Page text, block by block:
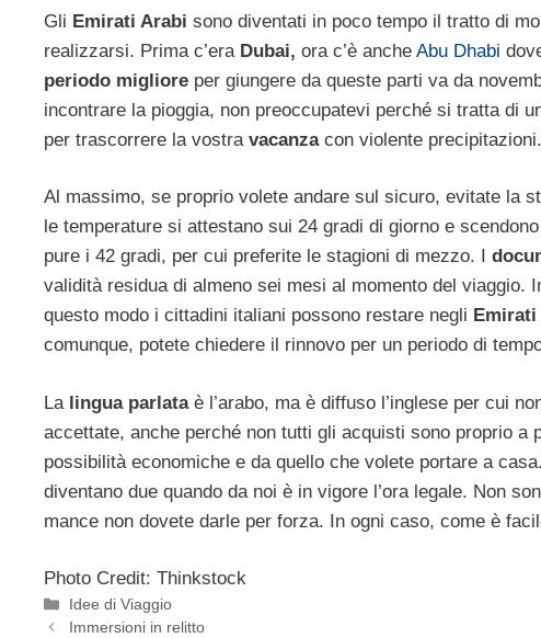
Gli Emirati Arabi sono diventati in poco tempo il tratto di
realizzarsi. Prima c’era Dubai, ora c’è anche Abu Dhabi
periodo migliore per giungere da queste parti va da
incontrare la pioggia, non preoccupatevi perché si tratta di
per trascorrere la vostra vacanzacon violente precipitazioni.
Al massimo, se proprio volete andare sul sicuro, evitate la
le temperature si attestano sui 24 gradi di giorno e
pure i 42 gradi, per cui preferite le stagioni di mezzo. I
validità residua di almeno sei mesi al momento del
questo modo i cittadini italiani possono restare negli Emirati
comunque, potete chiedere il rinnovo per un periodo di
La lingua parlataè l’arabo, ma è diffuso l’inglese per cui
accettate, anche perché non tutti gli acquisti sono proprio
possibilità economiche e da quello che volete portare a
diventano due quando da noi è in vigore l’ora legale. Non
mance non dovete darle per forza. In ogni caso, come è
Photo Credit: Thinkstock
Categorie
Idee di Viaggio
Immersioni in relitto